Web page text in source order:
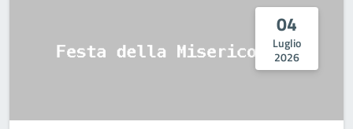
04
Luglio
2026